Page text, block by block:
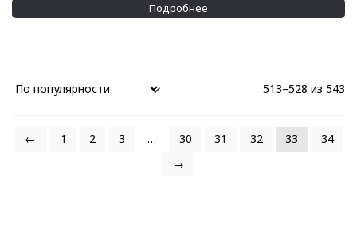
Подробнее
513–528 из 543
← 1 2 3 … 30 31 32 33
34
→